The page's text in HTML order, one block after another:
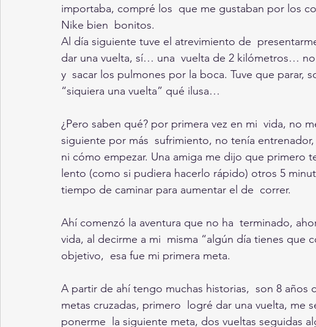
importaba, compré los  que me gustaban por los
Nike bien  bonitos.
Al día siguiente tuve el atrevimiento de
dar una vuelta, sí… una  vuelta de 2 kilómetros…
y  sacar los pulmones por la boca. Tuve que parar,
“siquiera una vuelta” qué ilusa…
¿Pero saben qué? por primera vez en mi  vida, no
siguiente por más  sufrimiento, no tenía
ni cómo empezar. Una amiga me dijo que primero
lento (como si pudiera hacerlo rápido) otros 5
tiempo de caminar para aumentar el de  correr.
Ahí comenzó la aventura que no ha  terminado,
vida, al decirme a mi  misma “algún día tienes que
objetivo,  esa fue mi primera meta.
A partir de ahí tengo muchas historias,  son 8 años
metas cruzadas, primero  logré dar una vuelta, me
ponerme  la siguiente meta, dos vueltas seguidas